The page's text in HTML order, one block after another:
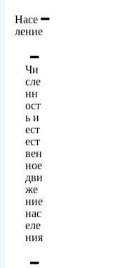
Насе
ление
Чи
сле
нн
ост
ь и
ест
ест
вен
ное
дви
же
ние
нас
еле
ния